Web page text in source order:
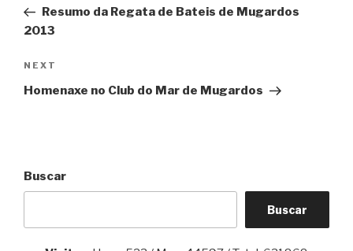
entradas
PostResumo da Regata de Bateis de Mugardos
2013
Next
Post
NEXT
Homenaxe no Club do Mar de Mugardos
Buscar
Buscar